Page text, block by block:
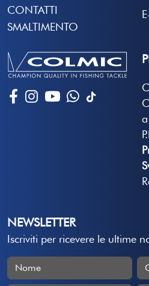
CONTATTI
SMALTIMENTO
NEWSLETTER
Iscriviti per ricevere le ultime